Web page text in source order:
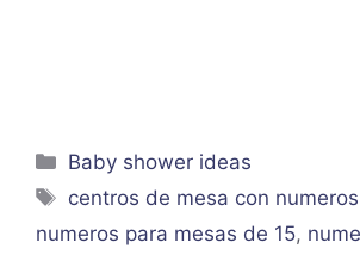
Categorías
Baby shower ideas
Etiquetas
centros de mesa con numeros
numeros para mesas de 15,